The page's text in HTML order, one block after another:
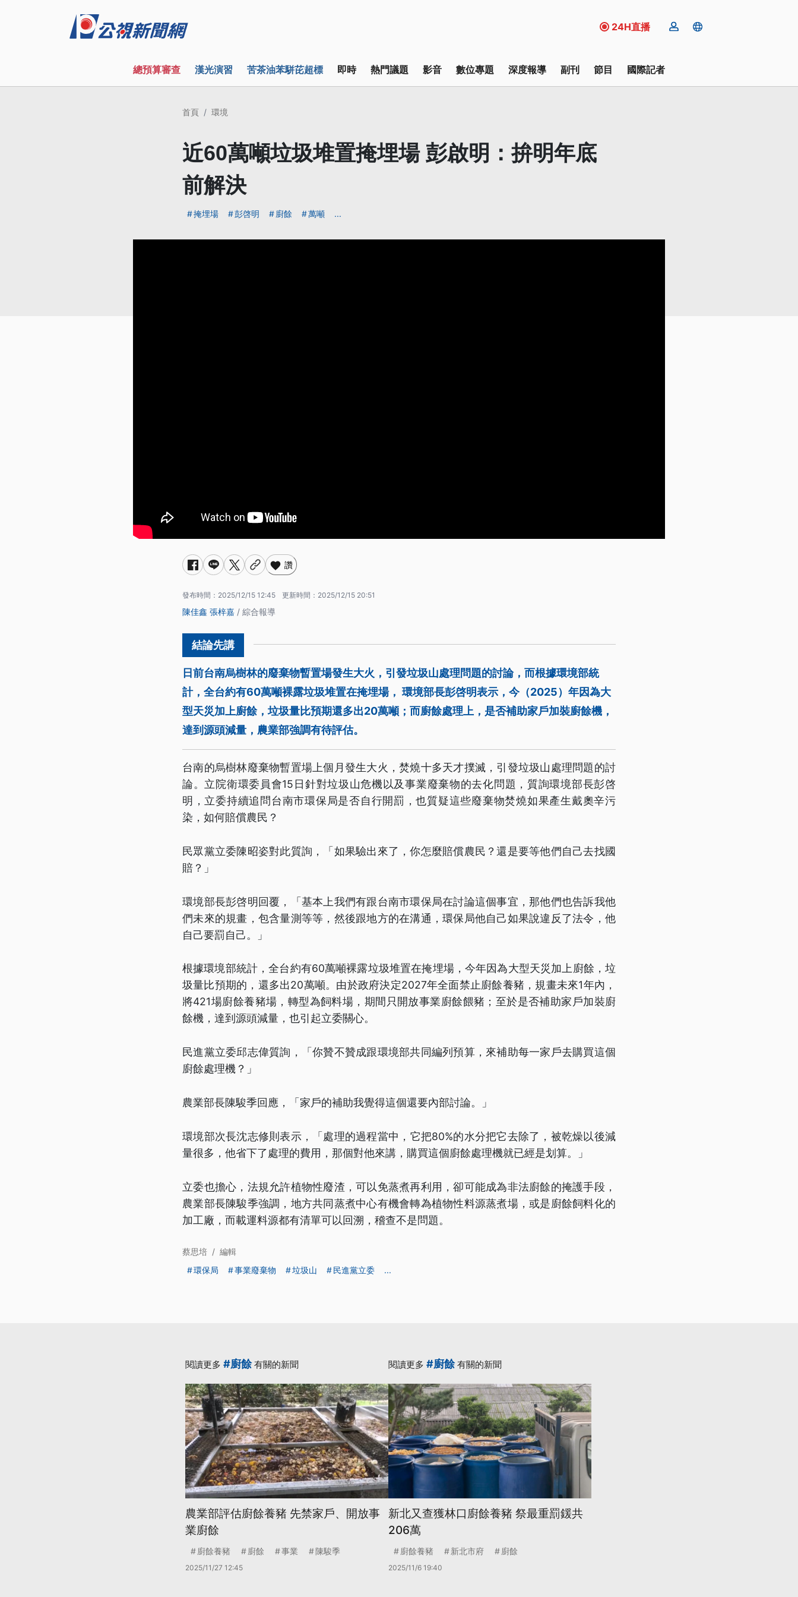
24H直播
總預算審查 漢光演習 苦茶油苯駢芘超標 即時 熱門議題 影音 數位專題 深度報導 副刊 節目 國際記者
首頁 環境
近60萬噸垃圾堆置掩埋場 彭啟明：拚明年底
前解決
掩埋場 彭啓明 廚餘 萬噸 ...
讚
發布時間： 2025/12/15 12:45 更新時間： 2025/12/15 20:51
陳佳鑫 張梓嘉 / 綜合報導
日前台南烏樹林的廢棄物暫置場發生大火，引發垃圾山處理問題的討論，而根據環境部統
計，全台約有60萬噸裸露垃圾堆置在掩埋場， 環境部長彭啓明表示，今（2025）年因為大
型天災加上廚餘，垃圾量比預期還多出20萬噸；而廚餘處理上，是否補助家戶加裝廚餘機，
達到源頭減量，農業部強調有待評估。
台南的烏樹林廢棄物暫置場上個月發生大火，焚燒十多天才撲滅，引發垃圾山處理問題的討
論。立院衛環委員會15日針對垃圾山危機以及事業廢棄物的去化問題，質詢環境部長彭啓
明，立委持續追問台南市環保局是否自行開罰，也質疑這些廢棄物焚燒如果產生戴奧辛污
染，如何賠償農民？
民眾黨立委陳昭姿對此質詢，「如果驗出來了，你怎麼賠償農民？還是要等他們自己去找國
賠？」
環境部長彭啓明回覆，「基本上我們有跟台南市環保局在討論這個事宜，那他們也告訴我他
們未來的規畫，包含量測等等，然後跟地方的在溝通，環保局他自己如果說違反了法令，他
自己要罰自己。」
根據環境部統計，全台約有60萬噸裸露垃圾堆置在掩埋場，今年因為大型天災加上廚餘，垃
圾量比預期的，還多出20萬噸。由於政府決定2027年全面禁止廚餘養豬，規畫未來1年內，
將421場廚餘養豬場，轉型為飼料場，期間只開放事業廚餘餵豬；至於是否補助家戶加裝廚
餘機，達到源頭減量，也引起立委關心。
民進黨立委邱志偉質詢，「你贊不贊成跟環境部共同編列預算，來補助每一家戶去購買這個
廚餘處理機？」
農業部長陳駿季回應，「家戶的補助我覺得這個還要內部討論。」
環境部次長沈志修則表示，「處理的過程當中，它把80%的水分把它去除了，被乾燥以後減
量很多，他省下了處理的費用，那個對他來講，購買這個廚餘處理機就已經是划算。」
立委也擔心，法規允許植物性廢渣，可以免蒸煮再利用，卻可能成為非法廚餘的掩護手段，
農業部長陳駿季強調，地方共同蒸煮中心有機會轉為植物性料源蒸煮場，或是廚餘飼料化的
加工廠，而載運料源都有清單可以回溯，稽查不是問題。
蔡思培 / 編輯
環保局
事業廢棄物 垃圾山 民進黨立委 ...
閱讀更多 #廚餘有關的新聞
農業部評估廚餘養豬 先禁家戶、開放事
業廚餘
廚餘養豬 廚餘 事業 陳駿季
2025/11/27 12:45
閱讀更多 #廚餘有關的新聞
新北又查獲林口廚餘養豬 祭最重罰鍰共
206萬
廚餘養豬 新北市府 廚餘
2025/11/6 19:40